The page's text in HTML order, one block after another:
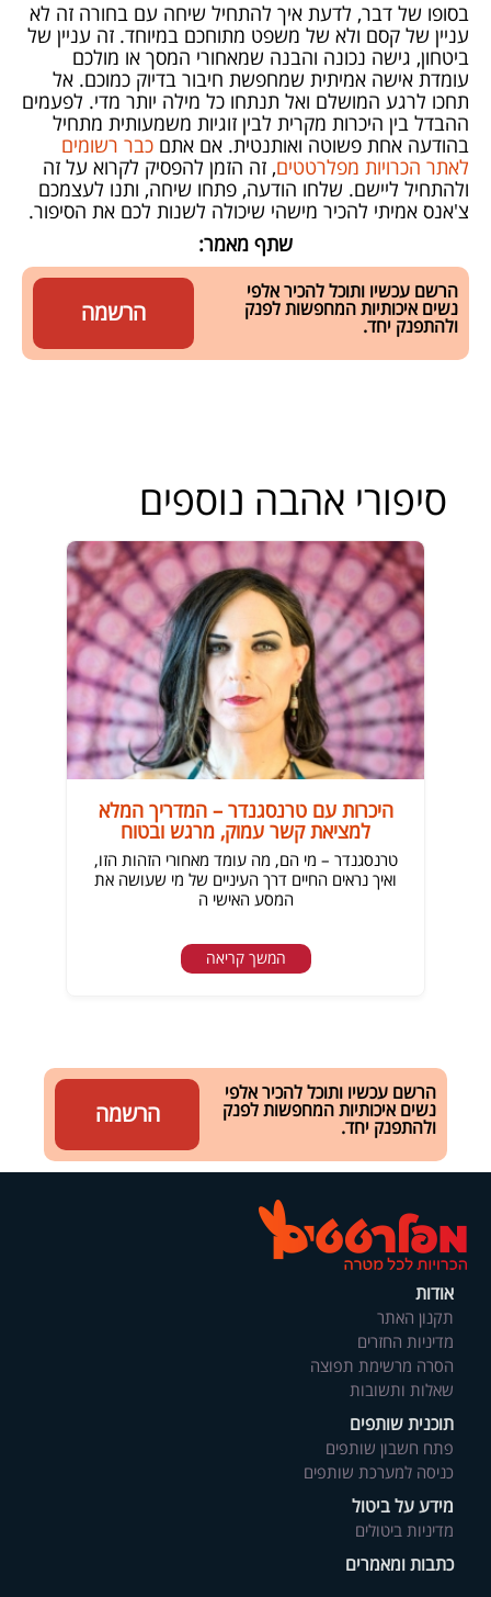
בסופו של דבר, לדעת איך להתחיל שיחה עם בחורה זה לא
עניין של קסם ולא של משפט מתוחכם במיוחד. זה עניין של
ביטחון, גישה נכונה והבנה שמאחורי המסך או מולכם
עומדת אישה אמיתית שמחפשת חיבור בדיוק כמוכם. אל
תחכו לרגע המושלם ואל תנתחו כל מילה יותר מדי. לפעמים
ההבדל בין היכרות מקרית לבין זוגיות משמעותית מתחיל
בהודעה אחת פשוטה ואותנטית. אם אתם כבר רשומים
לאתר הכרויות מפלרטטים, זה הזמן להפסיק לקרוא על זה
ולהתחיל ליישם. שלחו הודעה, פתחו שיחה, ותנו לעצמכם
צ'אנס אמיתי להכיר מישהי שיכולה לשנות לכם את הסיפור.
שתף מאמר:
הרשמה
הרשם עכשיו ותוכל להכיר אלפי
נשים איכותיות המחפשות לפנק
ולהתפנק יחד.
סיפורי אהבה נוספים
היכרות עם טרנסגנדר – המדריך המלא
למציאת קשר עמוק, מרגש ובטוח
טרנסגנדר – מי הם, מה עומד מאחורי הזהות הזו,
ואיך נראים החיים דרך העיניים של מי שעושה את
המסע האישי ה
המשך קריאה
הרשמה
הרשם עכשיו ותוכל להכיר אלפי
נשים איכותיות המחפשות לפנק
ולהתפנק יחד.
אודות
תקנון האתר
מדיניות החזרים
הסרה מרשימת תפוצה
שאלות ותשובות
תוכנית שותפים
פתח חשבון שותפים
כניסה למערכת שותפים
מידע על ביטול
מדיניות ביטולים
כתבות ומאמרים